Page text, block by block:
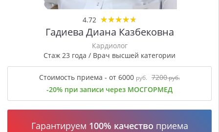
4.72 ★★★★★
★★★★★
Гадиева Диана Казбековна
Кардиолог
Стаж 23 года / Врач высшей категории
Стоимость приема - от 6000 руб. 7200руб.
-20% при записи через МОСГОРМЕД
Гарантируем 100% качество приема